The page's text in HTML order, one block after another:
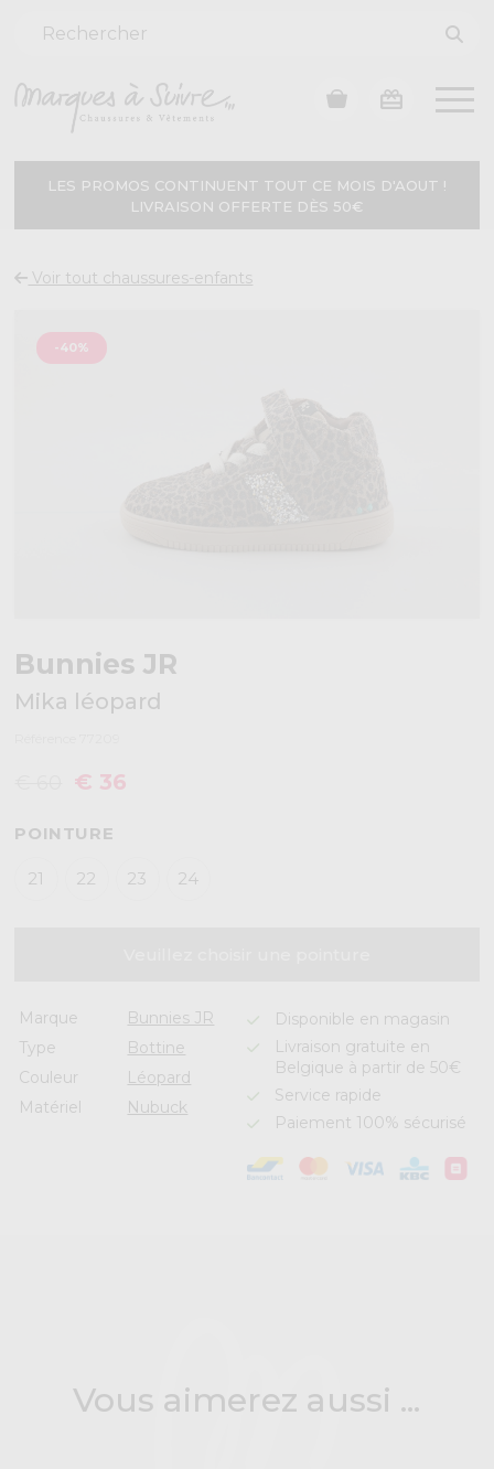
LES PROMOS CONTINUENT TOUT CE MOIS D'AOUT !
LIVRAISON OFFERTE DÈS 50€
Voir tout chaussures-enfants
-40%
Bunnies JR
Mika léopard
€ 36
POINTURE
21 22 23 24
Marque
Bunnies JR
Type
Bottine
Couleur
Léopard
Matériel
Nubuck
Disponible en magasin
Livraison gratuite en
Belgique à partir de 50€
Service rapide
Paiement 100% sécurisé
Vous aimerez aussi ...